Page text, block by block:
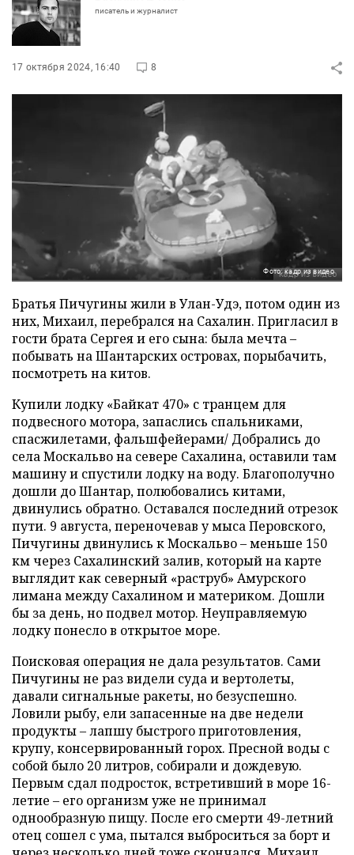
писатель и журналист
17 октября 2024, 16:40 8
Фото: кадр из видео
Братья Пичугины жили в Улан-Удэ, потом один из
них, Михаил, перебрался на Сахалин. Пригласил в
гости брата Сергея и его сына: была мечта –
побывать на Шантарских островах, порыбачить,
посмотреть на китов.
Купили лодку «Байкат 470» с транцем для
подвесного мотора, запаслись спальниками,
спасжилетами, фальшфейерами/ Добрались до
села Москальво на севере Сахалина, оставили там
машину и спустили лодку на воду. Благополучно
дошли до Шантар, полюбовались китами,
двинулись обратно. Оставался последний отрезок
пути. 9 августа, переночевав у мыса Перовского,
Пичугины двинулись к Москальво – меньше 150
км через Сахалинский залив, который на карте
выглядит как северный «раструб» Амурского
лимана между Сахалином и материком. Дошли
бы за день, но подвел мотор. Неуправляемую
лодку понесло в открытое море.
Поисковая операция не дала результатов. Сами
Пичугины не раз видели суда и вертолеты,
давали сигнальные ракеты, но безуспешно.
Ловили рыбу, ели запасенные на две недели
продукты – лапшу быстрого приготовления,
крупу, консервированный горох. Пресной воды с
собой было 20 литров, собирали и дождевую.
Первым сдал подросток, встретивший в море 16-
летие – его организм уже не принимал
однообразную пищу. После его смерти 49-летний
отец сошел с ума, пытался выброситься за борт и